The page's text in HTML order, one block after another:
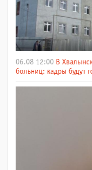
06.08 12:00 В
больниц: кадры будут